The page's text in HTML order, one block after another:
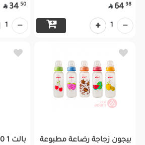
98
64

1
50
34

1
بيجون زجاجة رضاعة مطبوعة
بالت 1 0 أسود